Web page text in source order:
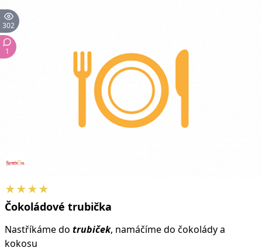
302
1
★★★★
Čokoládové trubička
Nastříkáme do trubiček, namáčíme do čokolády a
kokosu